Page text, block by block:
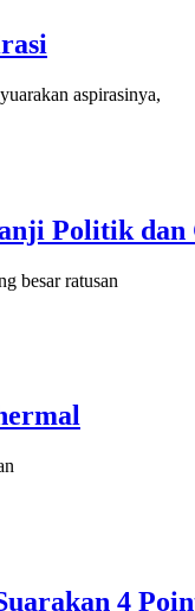
aspirasinya,
Politik dan
besar ratusan
4